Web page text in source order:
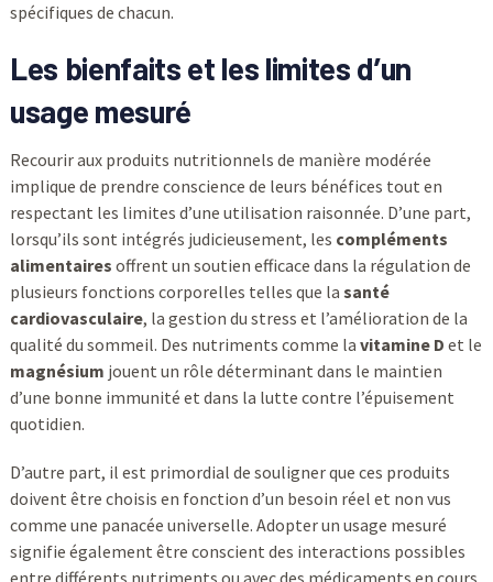
spécifiques de chacun.
Les bienfaits et les limites d’un
usage mesuré
Recourir aux produits nutritionnels de manière modérée
implique de prendre conscience de leurs bénéfices tout en
respectant les limites d’une utilisation raisonnée. D’une part,
lorsqu’ils sont intégrés judicieusement, les compléments
alimentaires offrent un soutien efficace dans la régulation de
plusieurs fonctions corporelles telles que la santé
cardiovasculaire, la gestion du stress et l’amélioration de la
qualité du sommeil. Des nutriments comme la vitamine D et le
magnésium jouent un rôle déterminant dans le maintien
d’une bonne immunité et dans la lutte contre l’épuisement
quotidien.
D’autre part, il est primordial de souligner que ces produits
doivent être choisis en fonction d’un besoin réel et non vus
comme une panacée universelle. Adopter un usage mesuré
signifie également être conscient des interactions possibles